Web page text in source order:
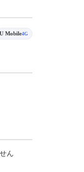
U Mobile4G
ん